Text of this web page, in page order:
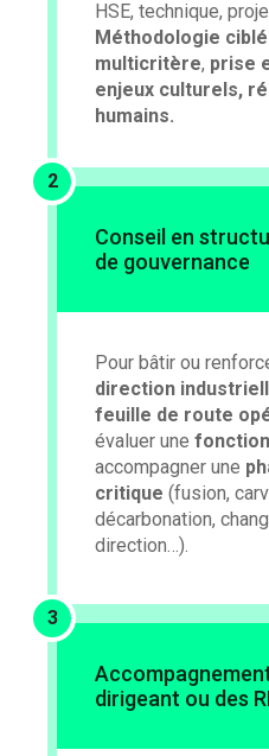
HSE, technique,
Méthodologie
multicritère, prise
enjeux culturels,
humains.
Conseil en
de gouvernance
Pour bâtir ou
direction
feuille de route
évaluer une
accompagner une
critique (fusion,
décarbonation,
direction…).
2
dirigeant ou des
3